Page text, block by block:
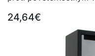
24,64€